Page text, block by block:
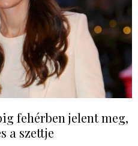
fehérben jelent meg,
a szettje